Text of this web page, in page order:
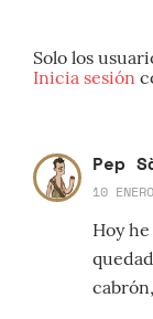
Solo los
Inicia sesión
Pep
10
Hoy